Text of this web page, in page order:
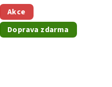
Levně, Doprava zdarma
Akce
Doprava zdarma